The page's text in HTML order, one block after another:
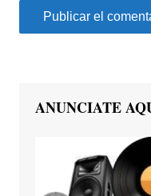
ANUNCIATE